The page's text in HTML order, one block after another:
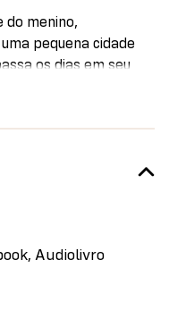
menino,
pequena cidade
os dias em seu
do terrível
a felicidade em
policial.
escrita, consegue
da vida em uma
talento da autora
Audiolivro